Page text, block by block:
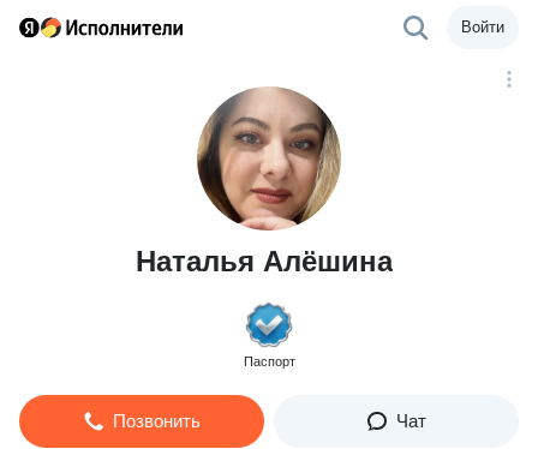
Войти
Наталья Алёшина
Паспорт
Позвонить Чат